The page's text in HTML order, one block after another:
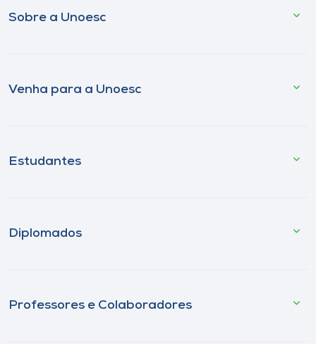
Sobre a Unoesc
Venha para a Unoesc
Estudantes
Diplomados
Professores e Colaboradores